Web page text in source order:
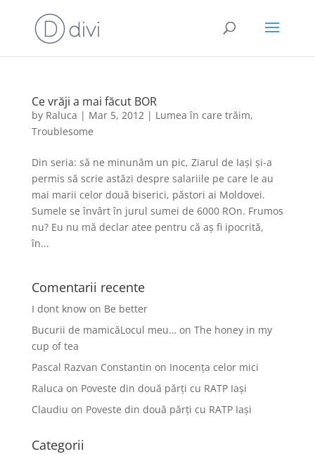
Ce vrăji a mai făcut BOR
by Raluca | Mar 5, 2012| Lumea în care trăim,
Troublesome
Din seria: să ne minunăm un pic, Ziarul de Iași și-a
permis să scrie astăzi despre salariile pe care le au
mai marii celor două biserici, păstori ai Moldovei.
Sumele se învârt în jurul sumei de 6000 ROn. Frumos
nu? Eu nu mă declar atee pentru că aș fi ipocrită,
în...
Comentarii recente
I dont knowon Be better
Bucurii de mamicăLocul meu… on The honey in my
cup of tea
Pascal Razvan Constantin on Inocența celor mici
Raluca on Poveste din două părți cu RATP Iași
Claudiu on Poveste din două părți cu RATP Iași
Categorii